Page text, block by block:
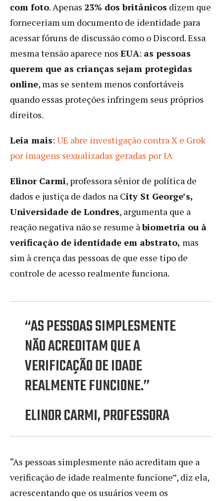
com foto. Apenas 23% dos britânicos dizem que
forneceriam um documento de identidade para
acessar fóruns de discussão como o Discord. Essa
mesma tensão aparece nos EUA: as pessoas
querem que as crianças sejam protegidas
online, mas se sentem menos confortáveis ​​
quando essas proteções infringem seus próprios
direitos.
Leia mais: UE abre investigação contra X e Grok
por imagens sexualizadas geradas por IA
Elinor Carmi, professora sênior de política de
dados e justiça de dados na City St George’s,
Universidade de Londres, argumenta que a
reação negativa não se resume àbiometria ou à
verificação de identidade em abstrato, mas
sim à crença das pessoas de que esse tipo de
controle de acesso realmente funciona.
“AS PESSOAS SIMPLESMENTE
NÃO ACREDITAM QUE A
VERIFICAÇÃO DE IDADE
REALMENTE FUNCIONE.”
ELINOR CARMI, PROFESSORA
“As pessoas simplesmente não acreditam que a
verificação de idade realmente funcione”, diz ela,
acrescentando que os usuários veem os